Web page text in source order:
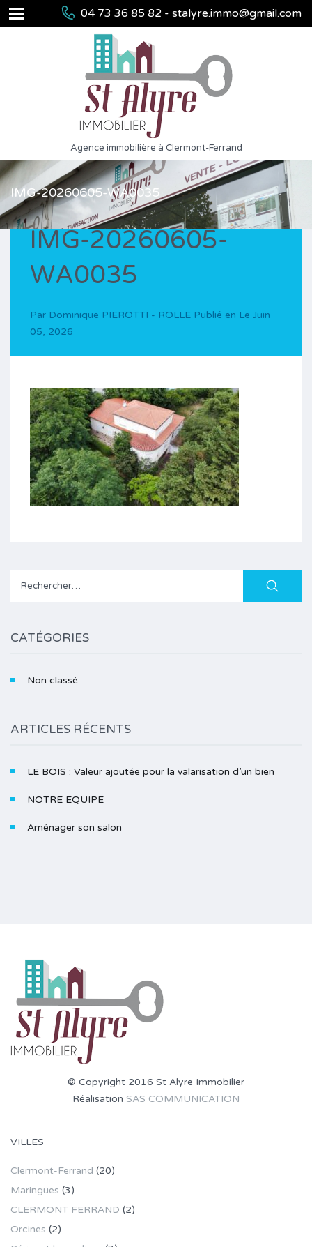
04 73 36 85 82 - stalyre.immo@gmail.com
Agence immobilière à Clermont-Ferrand
IMG-20260605-WA0035
IMG-20260605-
WA0035
Par Dominique PIEROTTI - ROLLE Publié en Le Juin
05, 2026
Rechercher :
CATÉGORIES
Non classé
ARTICLES RÉCENTS
LE BOIS : Valeur ajoutée pour la valarisation d’un bien
NOTRE EQUIPE
Aménager son salon
© Copyright 2016 St Alyre Immobilier
Réalisation SAS COMMUNICATION
VILLES
Clermont-Ferrand (20)
Maringues (3)
CLERMONT FERRAND (2)
Orcines (2)